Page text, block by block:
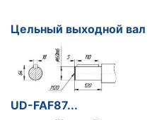
Цельный выходной вал
UD-FAF87...